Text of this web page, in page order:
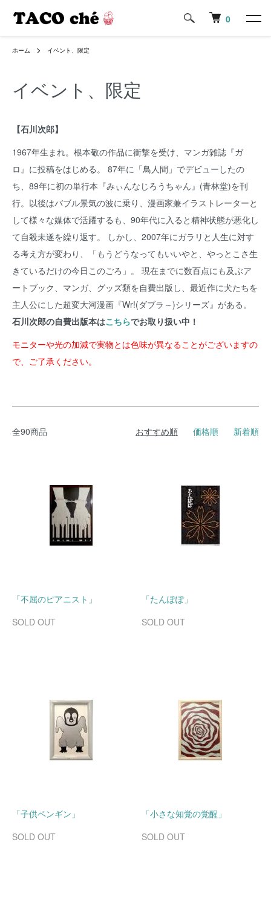
0
ホーム イベント、限定
イベント、限定
【石川次郎】
1967年生まれ。根本敬の作品に衝撃を受け、マンガ雑誌『ガ
ロ』に投稿をはじめる。 87年に「鳥人間」でデビューしたの
ち、89年に初の単行本『みぃんなじろうちゃん』(青林堂)を刊
行。以後はバブル景気の波に乗り、漫画家兼イラストレーターと
して様々な媒体で活躍するも、90年代に入ると精神状態が悪化し
て自殺未遂を繰り返す。 しかし、2007年にガラリと人生に対す
る考え方が変わり、「もうどうなってもいいやと、やっとこさ生
きているだけの今日このごろ」。 現在までに数百点にも及ぶア
ートブック、マンガ、グッズ類を自費出版し、最近作に犬たちを
主人公にした超変大河漫画『Wr!(ダブラ～)シリーズ』がある。
石川次郎の自費出版本はこちらでお取り扱い中！
モニターや光の加減で実物とは色味が異なることがございますの
で、ご了承ください。
全90商品 おすすめ順 価格順 新着順
「不屈のピアニスト」
SOLD OUT
「たんぽぽ」
SOLD OUT
「子供ペンギン」
SOLD OUT
「小さな知覚の覚醒」
SOLD OUT